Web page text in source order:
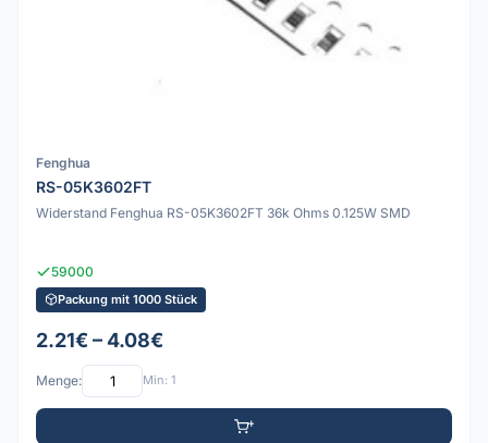
Fenghua
RS-05K3602FT
Widerstand Fenghua RS-05K3602FT 36k Ohms 0.125W SMD
59000
Packung mit 1000 Stück
2.21€ – 4.08€
Menge: Min: 1